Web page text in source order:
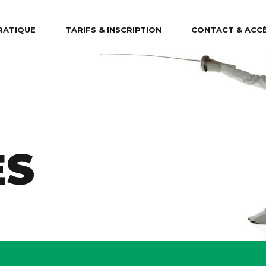
TARIFS & INSCRIPTION CONTACT &